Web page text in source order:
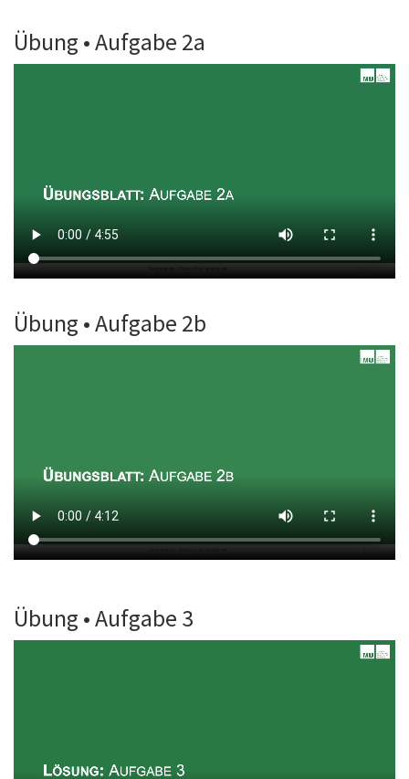
Übung • Aufgabe 2a
Übung • Aufgabe 2b
Übung • Aufgabe 3